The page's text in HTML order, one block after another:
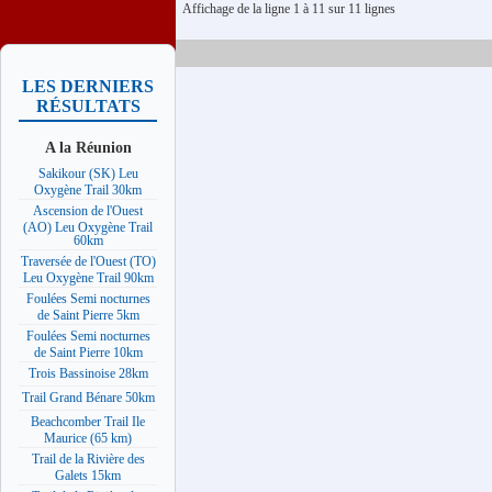
LES DERNIERS
RÉSULTATS
A la Réunion
Sakikour (SK) Leu
Oxygène Trail 30km
Ascension de l'Ouest
(AO) Leu Oxygène Trail
60km
Traversée de l'Ouest (TO)
Leu Oxygène Trail 90km
Foulées Semi nocturnes
de Saint Pierre 5km
Foulées Semi nocturnes
de Saint Pierre 10km
Trois Bassinoise 28km
Trail Grand Bénare 50km
Beachcomber Trail Ile
Maurice (65 km)
Trail de la Rivière des
Galets 15km
Affichage de la ligne 1 à 11 sur 11 lignes